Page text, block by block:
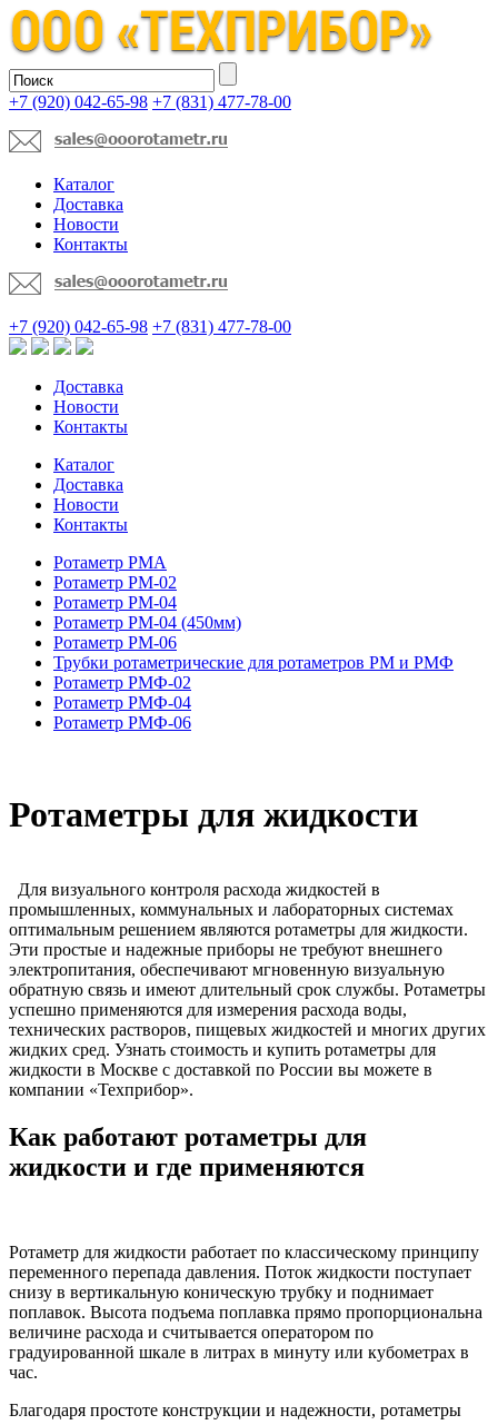
+7 (920) 042-65-98 +7 (831) 477-78-00
Каталог
Доставка
Новости
Контакты
+7 (920) 042-65-98 +7 (831) 477-78-00
Доставка
Новости
Контакты
Каталог
Доставка
Новости
Контакты
Ротаметр РМА
Ротаметр РМ-02
Ротаметр РМ-04
Ротаметр РМ-04 (450мм)
Ротаметр РМ-06
Трубки ротаметрические для ротаметров РМ и РМФ
Ротаметр РМФ-02
Ротаметр РМФ-04
Ротаметр РМФ-06
Ротаметры для жидкости
Для визуального контроля расхода жидкостей в
промышленных, коммунальных и лабораторных системах
оптимальным решением являются ротаметры для жидкости.
Эти простые и надежные приборы не требуют внешнего
электропитания, обеспечивают мгновенную визуальную
обратную связь и имеют длительный срок службы. Ротаметры
успешно применяются для измерения расхода воды,
технических растворов, пищевых жидкостей и многих других
жидких сред. Узнать стоимость и купить ротаметры для
жидкости в Москве с доставкой по России вы можете в
компании «Техприбор».
Как работают ротаметры для
жидкости и где применяются
Ротаметр для жидкости работает по классическому принципу
переменного перепада давления. Поток жидкости поступает
снизу в вертикальную коническую трубку и поднимает
поплавок. Высота подъема поплавка прямо пропорциональна
величине расхода и считывается оператором по
градуированной шкале в литрах в минуту или кубометрах в
час.
Благодаря простоте конструкции и надежности, ротаметры